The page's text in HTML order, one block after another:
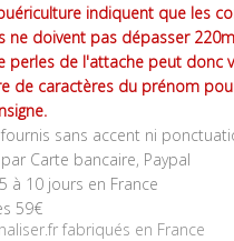
indiquent que les
ne doivent pas dépasser
perles de l'attache peut donc
de caractères du prénom
sans accent ni
Carte bancaire, Paypal
à 10 jours en France
59€
fabriqués en France